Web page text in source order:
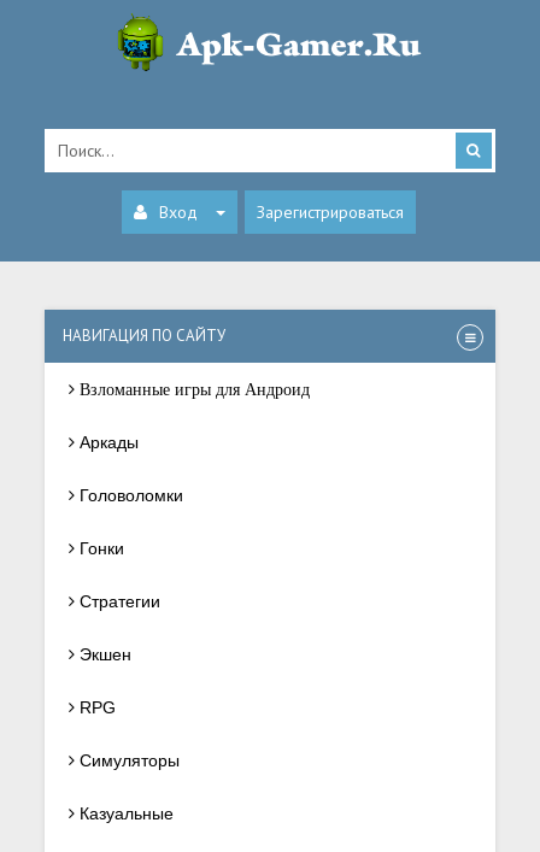
Вход Зарегистрироваться
НАВИГАЦИЯ ПО САЙТУ
Взломанные игры для Андроид
Аркады
Головоломки
Гонки
Стратегии
Экшен
RPG
Симуляторы
Казуальные